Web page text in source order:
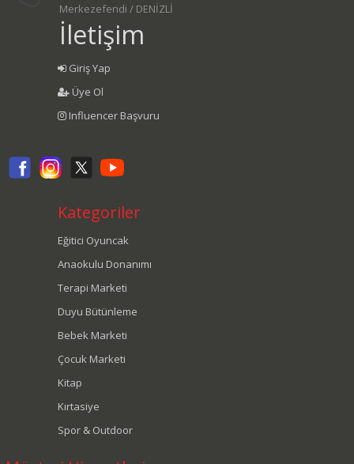
Merkezefendi / DENİZLİ
İletişim
Giriş Yap
Üye Ol
Influencer Başvuru
Kategoriler
Eğitici Oyuncak
Anaokulu Donanımı
Terapi Marketi
Duyu Bütünleme
Bebek Marketi
Çocuk Marketi
Kitap
Kırtasiye
Spor & Outdoor